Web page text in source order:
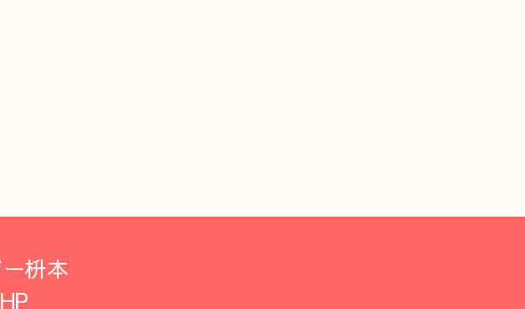
枡本